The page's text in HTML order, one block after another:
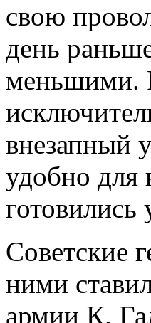
свою
день
меньшими.
внезапный
удобно для
готовились
Советские
ними
армии К.